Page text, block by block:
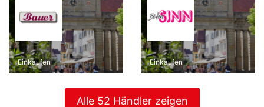
Einkaufen Einkaufen
Alle 52 Händler zeigen